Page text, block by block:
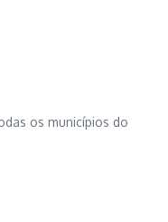
os municípios do